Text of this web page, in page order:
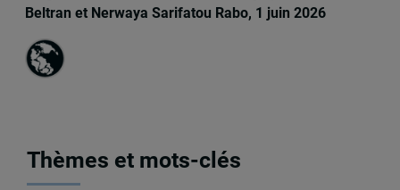
Beltran et Nerwaya Sarifatou Rabo, 1 juin 2026
Thèmes et mots-clés